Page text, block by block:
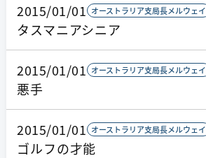
2015/01/01 オーストラリア支局長メルウェイ
タスマニアシニア
2015/01/01 オーストラリア支局長メルウェイ
悪手
2015/01/01 オーストラリア支局長メルウェイ
ゴルフの才能